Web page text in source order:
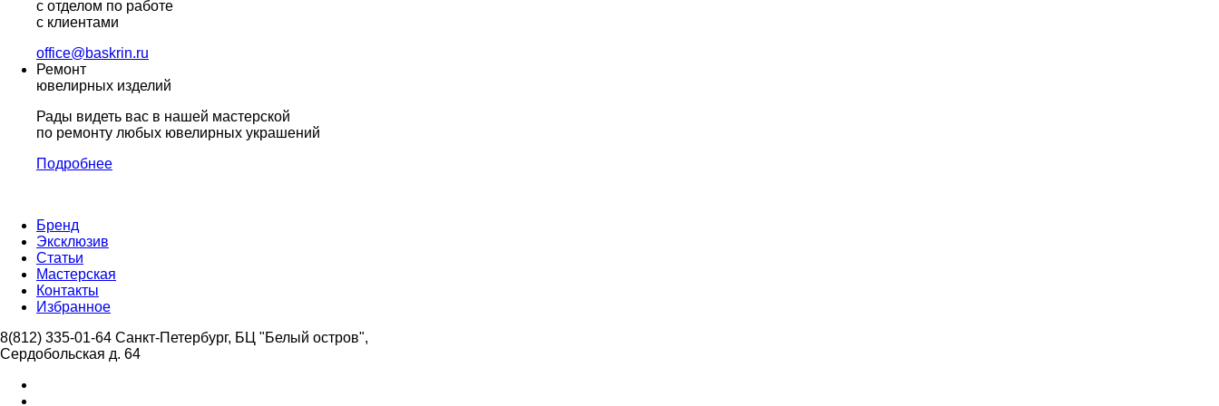
с отделом по работе
с клиентами
office@baskrin.ru
Ремонт
ювелирных изделий
Рады видеть вас в нашей мастерской
по ремонту любых ювелирных украшений
Подробнее
Бренд
Эксклюзив
Статьи
Мастерская
Контакты
Избранное
8(812) 335-01-64 Санкт-Петербург, БЦ "Белый остров",
Сердобольская д. 64